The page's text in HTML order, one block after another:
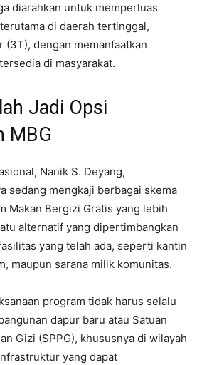
diarahkan untuk memperluas
di daerah tertinggal,
(3T), dengan memanfaatkan
di masyarakat.
Jadi Opsi
MBG
Nanik S. Deyang,
sedang mengkaji berbagai skema
Makan Bergizi Gratis yang lebih
alternatif yang dipertimbangkan
yang telah ada, seperti kantin
maupun sarana milik komunitas.
program tidak harus selalu
dapur baru atau Satuan
Gizi (SPPG), khususnya di wilayah
yang dapat